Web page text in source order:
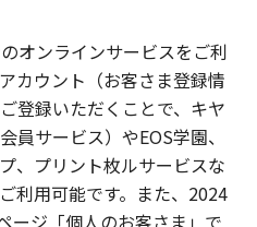
オンラインサービスをご利
カウント（お客さま登録情
登録いただくことで、キヤ
員サービス）やEOS学園、
、プリント枚ルサービスな
利用可能です。また、2024
ージ「個人のお客さま」で